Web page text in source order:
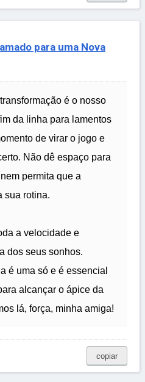
para uma Nova
é o nosso
da linha para lamentos
de virar o jogo e
Não dê espaço para
permita que a
sua rotina.
a velocidade e
dos seus sonhos.
é uma só e é essencial
alcançar o ápice da
lá, força, minha amiga!
copiar